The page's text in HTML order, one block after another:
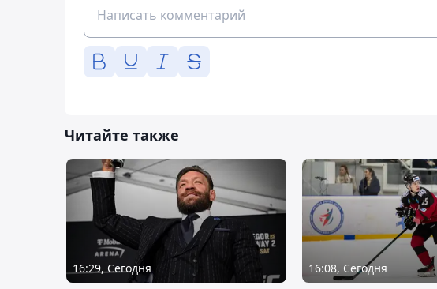
Читайте также
16:29, Сегодня 16:08, Сегодня